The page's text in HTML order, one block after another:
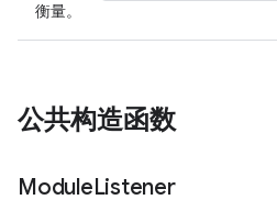
衡量。
公共构造函数
ModuleListener